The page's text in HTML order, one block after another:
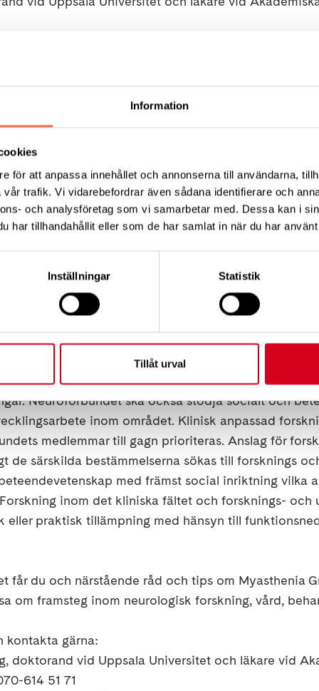
Information
för att anpassa innehållet och annonserna till användarna,
trafik. Vi vidarebefordrar även sådana identifierare och
och analysföretag som vi samarbetar med. Dessa kan i
har tillhandahållit eller som de har samlat in när du har
Inställningar Statistik
Tillåt urval
Gravis (MG)
en muskelsjukdom som angriper impulsöverföringen
att musklerna tröttas ut på ett onormalt sätt. Ibland
Besvären varierar starkt. Efter ansträngning ökar
ut, efter särskild ansökan, 4 miljoner kronor under
patientnära forskning delas det årligen ut två till tre
miljon kronor. Neuroförbundet delar årligen ut
och utvecklingsarbete om neurologiska
Neuroförbundet ska också stödja socialt och
inom området. Klinisk anpassad
medlemmar till gagn prioriteras. Anslag för
de särskilda bestämmelserna sökas till forsknings
med främst social inriktning vilka
inom det kliniska fältet och forsknings- och
eller praktisk tillämpning med hänsyn till
får du och närstående råd och tips om Myasthenia
om framsteg inom neurologisk forskning, vård,
kontakta gärna:
doktorand vid Uppsala Universitet och läkare vid
614 51 71